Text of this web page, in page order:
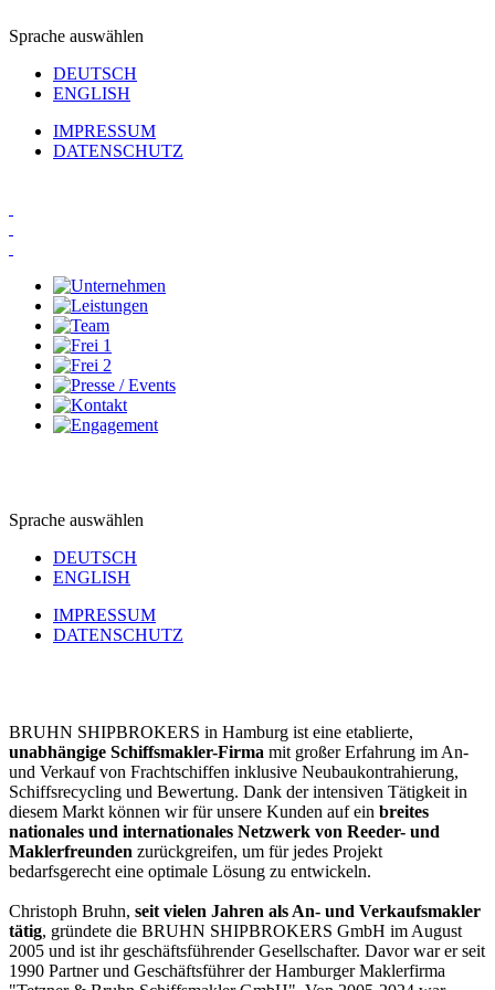
Sprache auswählen
DEUTSCH
ENGLISH
IMPRESSUM
DATENSCHUTZ
Sprache auswählen
DEUTSCH
ENGLISH
IMPRESSUM
DATENSCHUTZ
BRUHN SHIPBROKERS in Hamburg ist eine etablierte,
unabhängige Schiffsmakler-Firma mit großer Erfahrung im An-
und Verkauf von Frachtschiffen inklusive Neubaukontrahierung,
Schiffsrecycling und Bewertung. Dank der intensiven Tätigkeit in
diesem Markt können wir für unsere Kunden auf ein breites
nationales und internationales Netzwerk von Reeder- und
Maklerfreunden zurückgreifen, um für jedes Projekt
bedarfsgerecht eine optimale Lösung zu entwickeln.
Christoph Bruhn, seit vielen Jahren als An- und Verkaufsmakler
tätig, gründete die BRUHN SHIPBROKERS GmbH im August
2005 und ist ihr geschäftsführender Gesellschafter. Davor war er seit
1990 Partner und Geschäftsführer der Hamburger Maklerfirma